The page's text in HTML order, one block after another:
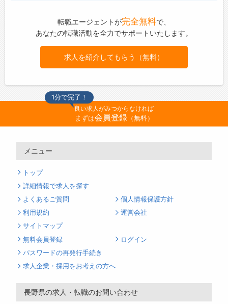
転職エージェントが完全無料で、
あなたの転職活動を全力でサポートいたします。
求人を紹介してもらう（無料）
1分で完了！
良い求人がみつからなければ
まずは会員登録（無料）
メニュー
トップ
詳細情報で求人を探す
よくあるご質問
個人情報保護方針
利用規約
運営会社
サイトマップ
無料会員登録
ログイン
パスワードの再発行手続き
求人企業・採用をお考えの方へ
長野県の求人・転職のお問い合わせ